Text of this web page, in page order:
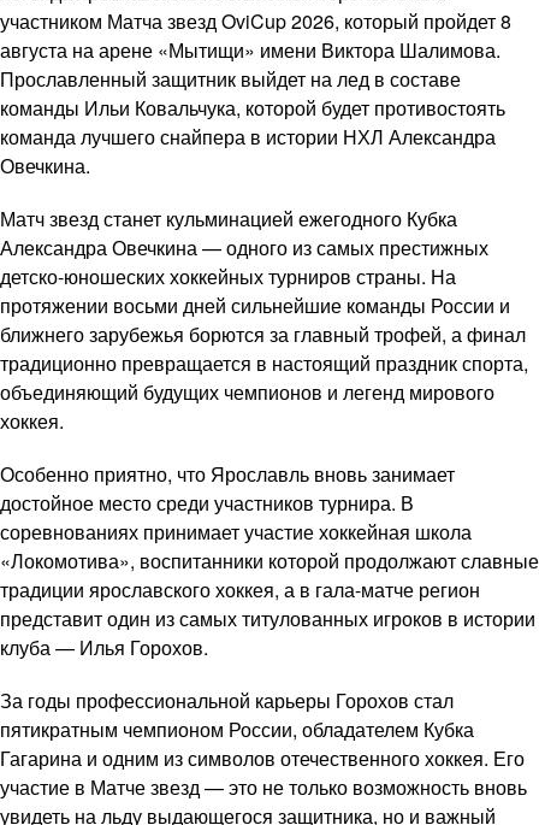
участником Матча звезд OviCup 2026, который пройдет 8
августа на арене «Мытищи» имени Виктора Шалимова.
Прославленный защитник выйдет на лед в составе
команды Ильи Ковальчука, которой будет противостоять
команда лучшего снайпера в истории НХЛ Александра
Овечкина.
Матч звезд станет кульминацией ежегодного Кубка
Александра Овечкина — одного из самых престижных
детско-юношеских хоккейных турниров страны. На
протяжении восьми дней сильнейшие команды России и
ближнего зарубежья борются за главный трофей, а финал
традиционно превращается в настоящий праздник спорта,
объединяющий будущих чемпионов и легенд мирового
хоккея.
Особенно приятно, что Ярославль вновь занимает
достойное место среди участников турнира. В
соревнованиях принимает участие хоккейная школа
«Локомотива», воспитанники которой продолжают славные
традиции ярославского хоккея, а в гала-матче регион
представит один из самых титулованных игроков в истории
клуба — Илья Горохов.
За годы профессиональной карьеры Горохов стал
пятикратным чемпионом России, обладателем Кубка
Гагарина и одним из символов отечественного хоккея. Его
участие в Матче звезд — это не только возможность вновь
увидеть на льду выдающегося защитника, но и важный